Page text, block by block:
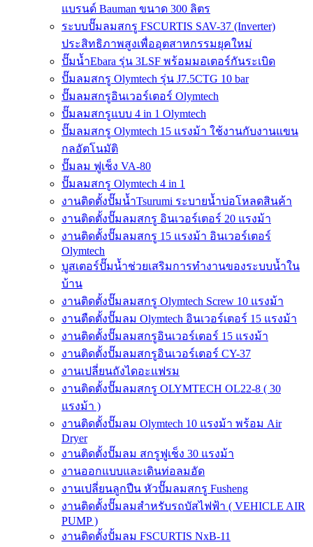
แบรนด์ Bauman ขนาด 300 ลิตร
ระบบปั๊มลมสกรู FSCURTIS SAV-37 (Inverter)
ประสิทธิภาพสูงเพื่ออุตสาหกรรมยุคใหม่
ปั๊มน้ำEbara รุ่น 3LSF พร้อมมอเตอร์กันระเบิด
ปั๊มลมสกรู Olymtech รุ่น J7.5CTG 10 bar
ปั๊มลมสกรูอินเวอร์เตอร์ Olymtech
ปั๊มลมสกรูแบบ 4 in 1 Olymtech
ปั๊มลมสกรู Olymtech 15 แรงม้า ใช้งานกับงานแขน
กลอัตโนมัติ
ปั๊มลม ฟูเช็ง VA-80
ปั๊มลมสกรู Olymtech 4 in 1
งานติดตั้งปั๊มน้ำTsurumi ระบายน้ำบ่อโหลดสินค้า
งานติดตั้งปั๊มลมสกรู อินเวอร์เตอร์ 20 แรงม้า
งานติดตั้งปั๊มลมสกรู 15 แรงม้า อินเวอร์เตอร์
Olymtech
บูสเตอร์ปั๊มน้ำช่วยเสริมการทำงานของระบบน้ำใน
บ้าน
งานติดตั้งปั๊มลมสกรู Olymtech Screw 10 แรงม้า
งานตืดตั้งปั๊มลม Olymtech อินเวอร์เตอร์ 15 แรงม้า
งานติดตั้งปั๊มลมสกรูอินเวอร์เตอร์ 15 แรงม้า
งานติดตั้งปั๊มลมสกรูอินเวอร์เตอร์ CY-37
งานเปลี่ยนถังไดอะแฟรม
งานติดตั้งปั๊มลมสกรู OLYMTECH OL22-8 ( 30
แรงม้า )
งานติดตั้งปั๊มลม Olymtech 10 แรงม้า พร้อม Air
Dryer
งานติดตั้งปั๊มลม สกรูฟูเช็ง 30 แรงม้า
งานออกแบบและเดินท่อลมอัด
งานเปลี่ยนลูกปืน หัวปั๊มลมสกรู Fusheng
งานติดตั้งปั๊มลมสำหรับรถบัสไฟฟ้า ( VEHICLE AIR
PUMP )
งานติดตั้งปั้มลม FSCURTIS NxB-11